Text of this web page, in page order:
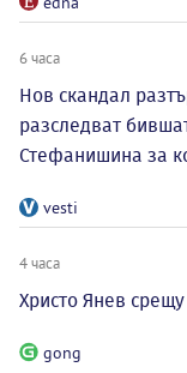
6 часа
Нов скандал
разследват
Стефанишина за
vesti
4 часа
Христо Янев
gong